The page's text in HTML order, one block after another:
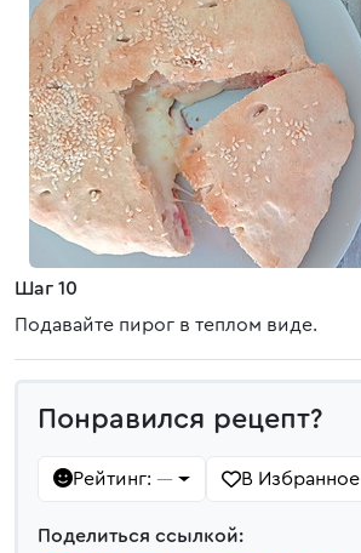
Шаг 10
Подавайте пирог в теплом виде.
Понравился рецепт?
Рейтинг: — В Избранное
Поделиться ссылкой: